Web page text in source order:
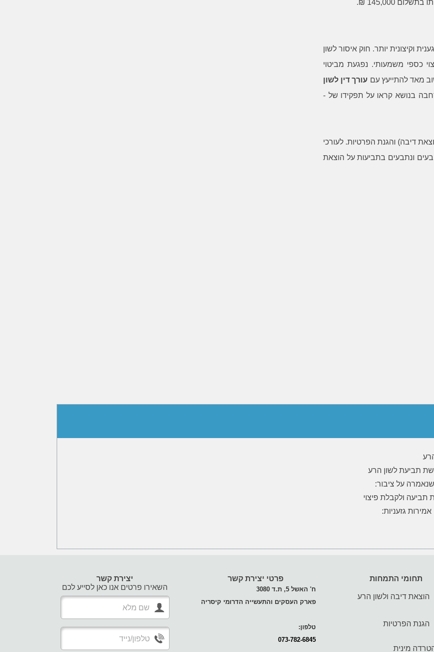
145,000 ₪.
וקיצונית יותר. חוק איסור לשון
כספי משמעותי. נפגעת מביטוי
מאד להתייעץ עם עורך דין לשון
בנושא קראו על תפקידו של -
דיבה) והגנת הפרטיות. לעורכי
ונתבעים בתביעות על הוצאת
תביעת לשון הרע
על ציבור:
תביעה ולקבלת פיצוי
גזעניות:
תחומי התמחות
הוצאת דיבה ולשון הרע
הגנת הפרטיות
מינית
פרטי יצירת קשר
ח' האשל 5, ת.ד 3080
פארק העסקים והתעשייה הדרומי קיסריה
טלפון:
073-782-6845
יצירת קשר
השאירו פרטים אנו כאן לסייע לכם